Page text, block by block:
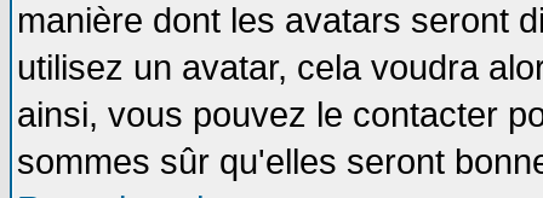
manière dont les avatars seront
utilisez un avatar, cela voudra
ainsi, vous pouvez le contacter
sommes sûr qu'elles seront